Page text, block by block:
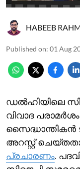
HABEEB
Published on: 01 Aug
ഡല്‍ഹിയിലെ
വിവാദ
സൈദ്ധാന്തികന്‍
അറസ്റ്റ്
പ്രചാരണം.